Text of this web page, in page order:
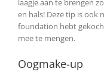
laagje aan te brengen
en hals! Deze tip is ook
foundation hebt
mee te mengen.
Oogmake-up